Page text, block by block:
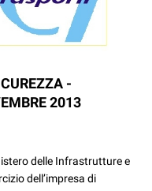
-
2013
delle Infrastrutture e
dell’impresa di